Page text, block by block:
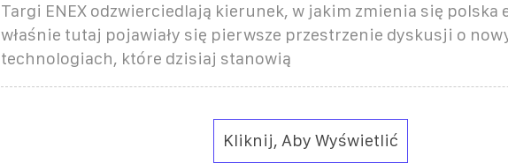
Targi ENEX odzwierciedlają kierunek, w jakim zmienia się polska
właśnie tutaj pojawiały się pierwsze przestrzenie dyskusji o
technologiach, które dzisiaj stanowią
Kliknij, Aby Wyświetlić